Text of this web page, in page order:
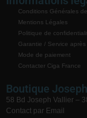
Conditions Générales
Mentions Légales
Politique de
Garantie / Service après
Mode de paiement
Contacter Ciga France
Boutique
58 Bd Joseph Vallier –
Contact par Email